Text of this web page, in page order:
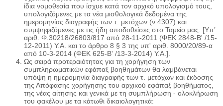
ίδια νομοθεσία που ίσχυε κατά τον αρχικό υπολογισμό τους,
υπολογιζόμενες με τα νέα μισθολογικά δεδομένα της
ημερομηνίας διαγραφής των τ. μετόχων (ν.4307) και
συμψηφιζόμενες με τις ήδη αποδοθείσες στο Ταμείο μας. [Υπ’
αριθ. Φ.30218/26803/817 από 28-11-2011 (ΦΕΚ 2848-Β' /15-
12-2011) Υ.Α. και το άρθρο 8 § 3 της υπ' αριθ. 8000/20/89-α
από 10-3-2014 (ΦΕΚ 625-Β' /13-3-2014) Υ.Α.].
Ως σειρά προτεραιότητας για τη χορήγηση των
συμπληρωματικών εφάπαξ βοηθημάτων θα λαμβάνεται
υπόψη η ημερομηνία διαγραφής των τ. μετόχων και έκδοσης
της Απόφασης χορήγησης του αρχικού εφάπαξ βοηθήματος,
της νέας αίτησης και γενικά με τη συμπλήρωση - ολοκλήρωση
του φακέλου με τα κάτωθι δικαιολογητικά: